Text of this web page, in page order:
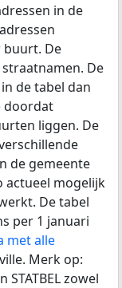
in de
buurt. De
De
de tabel dan
doordat
liggen. De
de gemeente
actueel mogelijk
De tabel
per 1 januari
met alle
Merk op:
zowel